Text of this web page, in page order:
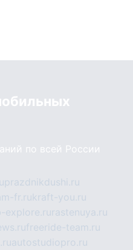
по всей России
prazdnikdushi.ru
fr.rukraft-you.ru
explore.ru rastenuya.ru
freeride-team.ru
autostudiopro.ru